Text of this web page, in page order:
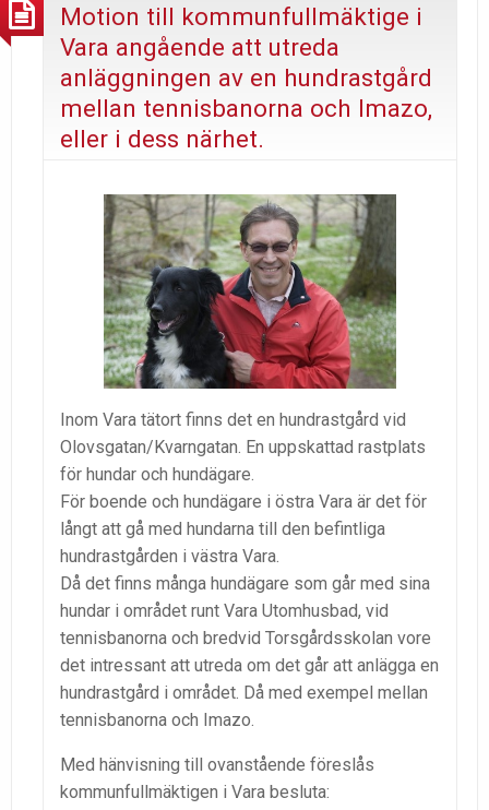
Motion till kommunfullmäktige i
Vara angående att utreda
anläggningen av en hundrastgård
mellan tennisbanorna och Imazo,
eller i dess närhet.
Inom Vara tätort finns det en hundrastgård vid
Olovsgatan/Kvarngatan. En uppskattad rastplats
för hundar och hundägare.
För boende och hundägare i östra Vara är det för
långt att gå med hundarna till den befintliga
hundrastgården i västra Vara.
Då det finns många hundägare som går med sina
hundar i området runt Vara Utomhusbad, vid
tennisbanorna och bredvid Torsgårdsskolan vore
det intressant att utreda om det går att anlägga en
hundrastgård i området. Då med exempel mellan
tennisbanorna och Imazo.
Med hänvisning till ovanstående föreslås
kommunfullmäktigen i Vara besluta: